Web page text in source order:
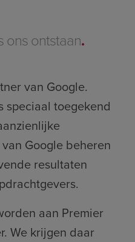
ons ontstaan.
van Google.
speciaal toegekend
Google beheren
resultaten
aan Premier
We krijgen daar